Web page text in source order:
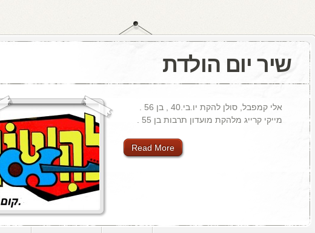
שיר יום הולדת
מייקי קרייג מלהקת מועדון תרבות בן 55 .
Read More